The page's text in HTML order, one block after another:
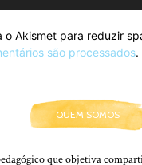
o Akismet para reduzir
são processados.
QUEM SOMOS
que objetiva